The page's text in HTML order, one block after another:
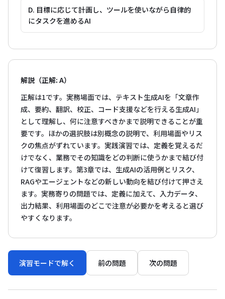
D. 目標に応じて計画し、ツールを使いながら自律的
にタスクを進めるAI
解説（正解: A）
正解は1です。実務場面では、テキスト生成AIを「文章作
成、要約、翻訳、校正、コード支援などを行える生成AI」
として理解し、何に注意すべきかまで説明できることが重
要です。ほかの選択肢は別概念の説明で、利用場面やリス
クの焦点がずれています。実践演習では、定義を覚えるだ
けでなく、業務でその知識をどの判断に使うかまで結び付
けて復習します。第3章では、生成AIの活用例とリスク、
RAGやエージェントなどの新しい動向を結び付けて押さえ
ます。実務寄りの問題では、定義に加えて、入力データ、
出力結果、利用場面のどこで注意が必要かを考えると選び
やすくなります。
演習モードで解く 前の問題 次の問題